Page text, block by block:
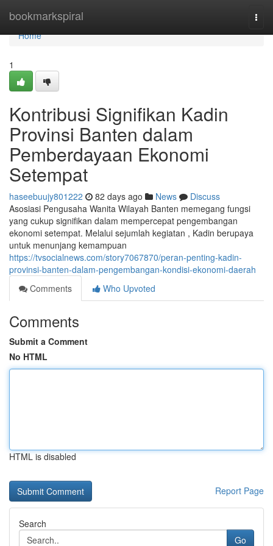
bookmarkspiral
Home
Home
1
Kontribusi Signifikan Kadin
Provinsi Banten dalam
Pemberdayaan Ekonomi
Setempat
haseebuujy801222 82 days ago News
Discuss
Asosiasi Pengusaha Wanita Wilayah Banten memegang fungsi
yang cukup signifikan dalam mempercepat pengembangan
ekonomi setempat. Melalui sejumlah kegiatan , Kadin berupaya
untuk menunjang kemampuan
https://tvsocialnews.com/story7067870/peran-penting-kadin-
provinsi-banten-dalam-pengembangan-kondisi-ekonomi-daerah
Comments
Who Upvoted
Comments
Submit a Comment
No HTML
HTML is disabled
Report Page
Search
Go